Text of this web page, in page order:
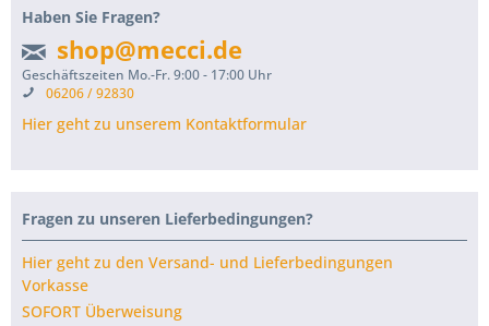
Haben Sie Fragen?
shop@mecci.de
Geschäftszeiten Mo.-Fr. 9:00 - 17:00 Uhr
06206 / 92830
Hier geht zu unserem Kontaktformular
Fragen zu unseren Lieferbedingungen?
Hier geht zu den Versand- und Lieferbedingungen
Vorkasse
SOFORT Überweisung